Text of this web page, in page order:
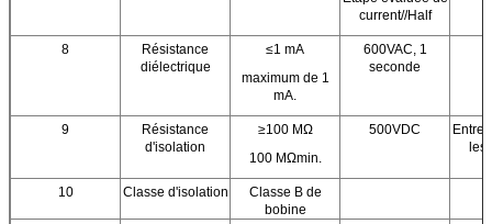
current//Half
8
Résistance
diélectrique
≤1 mA
maximum de 1
mA.
600VAC, 1
seconde
9
Résistance
d'isolation
≥100 MΩ
100 MΩmin.
500VDC
Entre
les
10 Classe d'isolation
Classe B de
bobine